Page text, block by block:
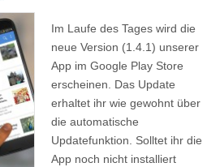
Im Laufe des Tages wird die
neue Version (1.4.1) unserer
App im Google Play Store
erscheinen. Das Update
erhaltet ihr wie gewohnt über
die automatische
Updatefunktion. Solltet ihr die
App noch nicht installiert